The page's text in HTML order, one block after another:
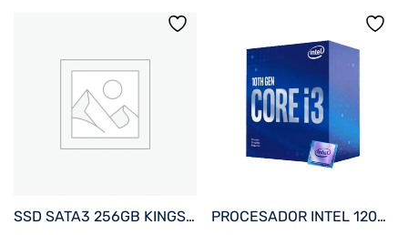
SSD SATA3 256GB KINGSTON SKC600/256G 550/500 PROCESADOR INTEL 1200 CORE I3-10100F 3.6GHZ/6MB C/ COOL BX8070110100F